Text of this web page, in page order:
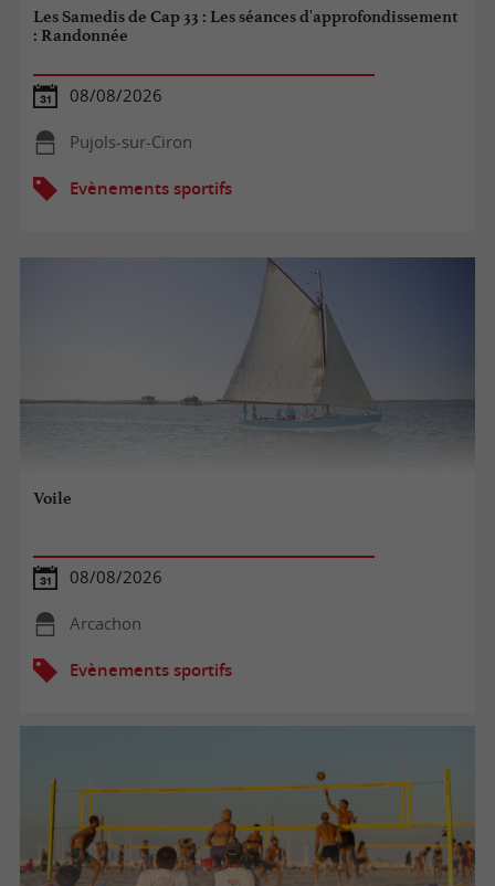
Les Samedis de Cap 33 : Les séances d'approfondissement
: Randonnée
08/08/2026
Pujols-sur-Ciron
Evènements sportifs
Voile
08/08/2026
Arcachon
Evènements sportifs